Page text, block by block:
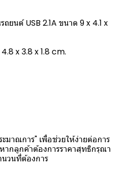
ยนต์ USB 2.1A ขนาด 9 x 4.1 x
x 3.8 x 1.8 cm.
มาณการ" เพื่อช่วยให้ง่ายต่อการ
ากลูกค้าต้องการราคาสุทธิกรุณา
นวนที่ต้องการ